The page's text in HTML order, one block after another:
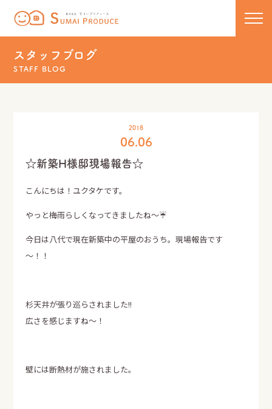
コンセプト
新築
新築実績一覧
リフォーム・リノベーション
新着情報・イベント
スタッフブログ
エア断
自動換気システム
スタッフブログ
STAFF BLOG
2018
06.06
☆新築H様邸現場報告☆
こんにちは！ユクタケです。
やっと梅雨らしくなってきましたね～☔️
今日は八代で現在新築中の平屋のおうち。現場報告です
～！！
杉天井が張り巡らされました!!
広さを感じますね～！
壁には断熱材が施されました。